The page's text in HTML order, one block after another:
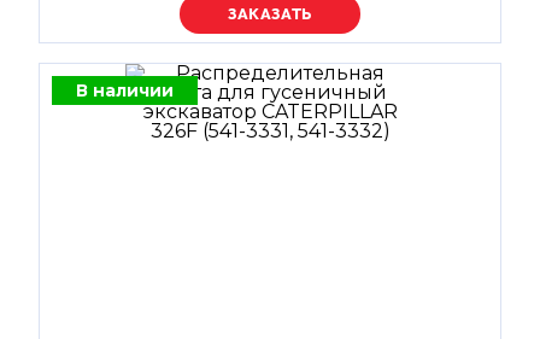
Уточняйте цену
В наличии